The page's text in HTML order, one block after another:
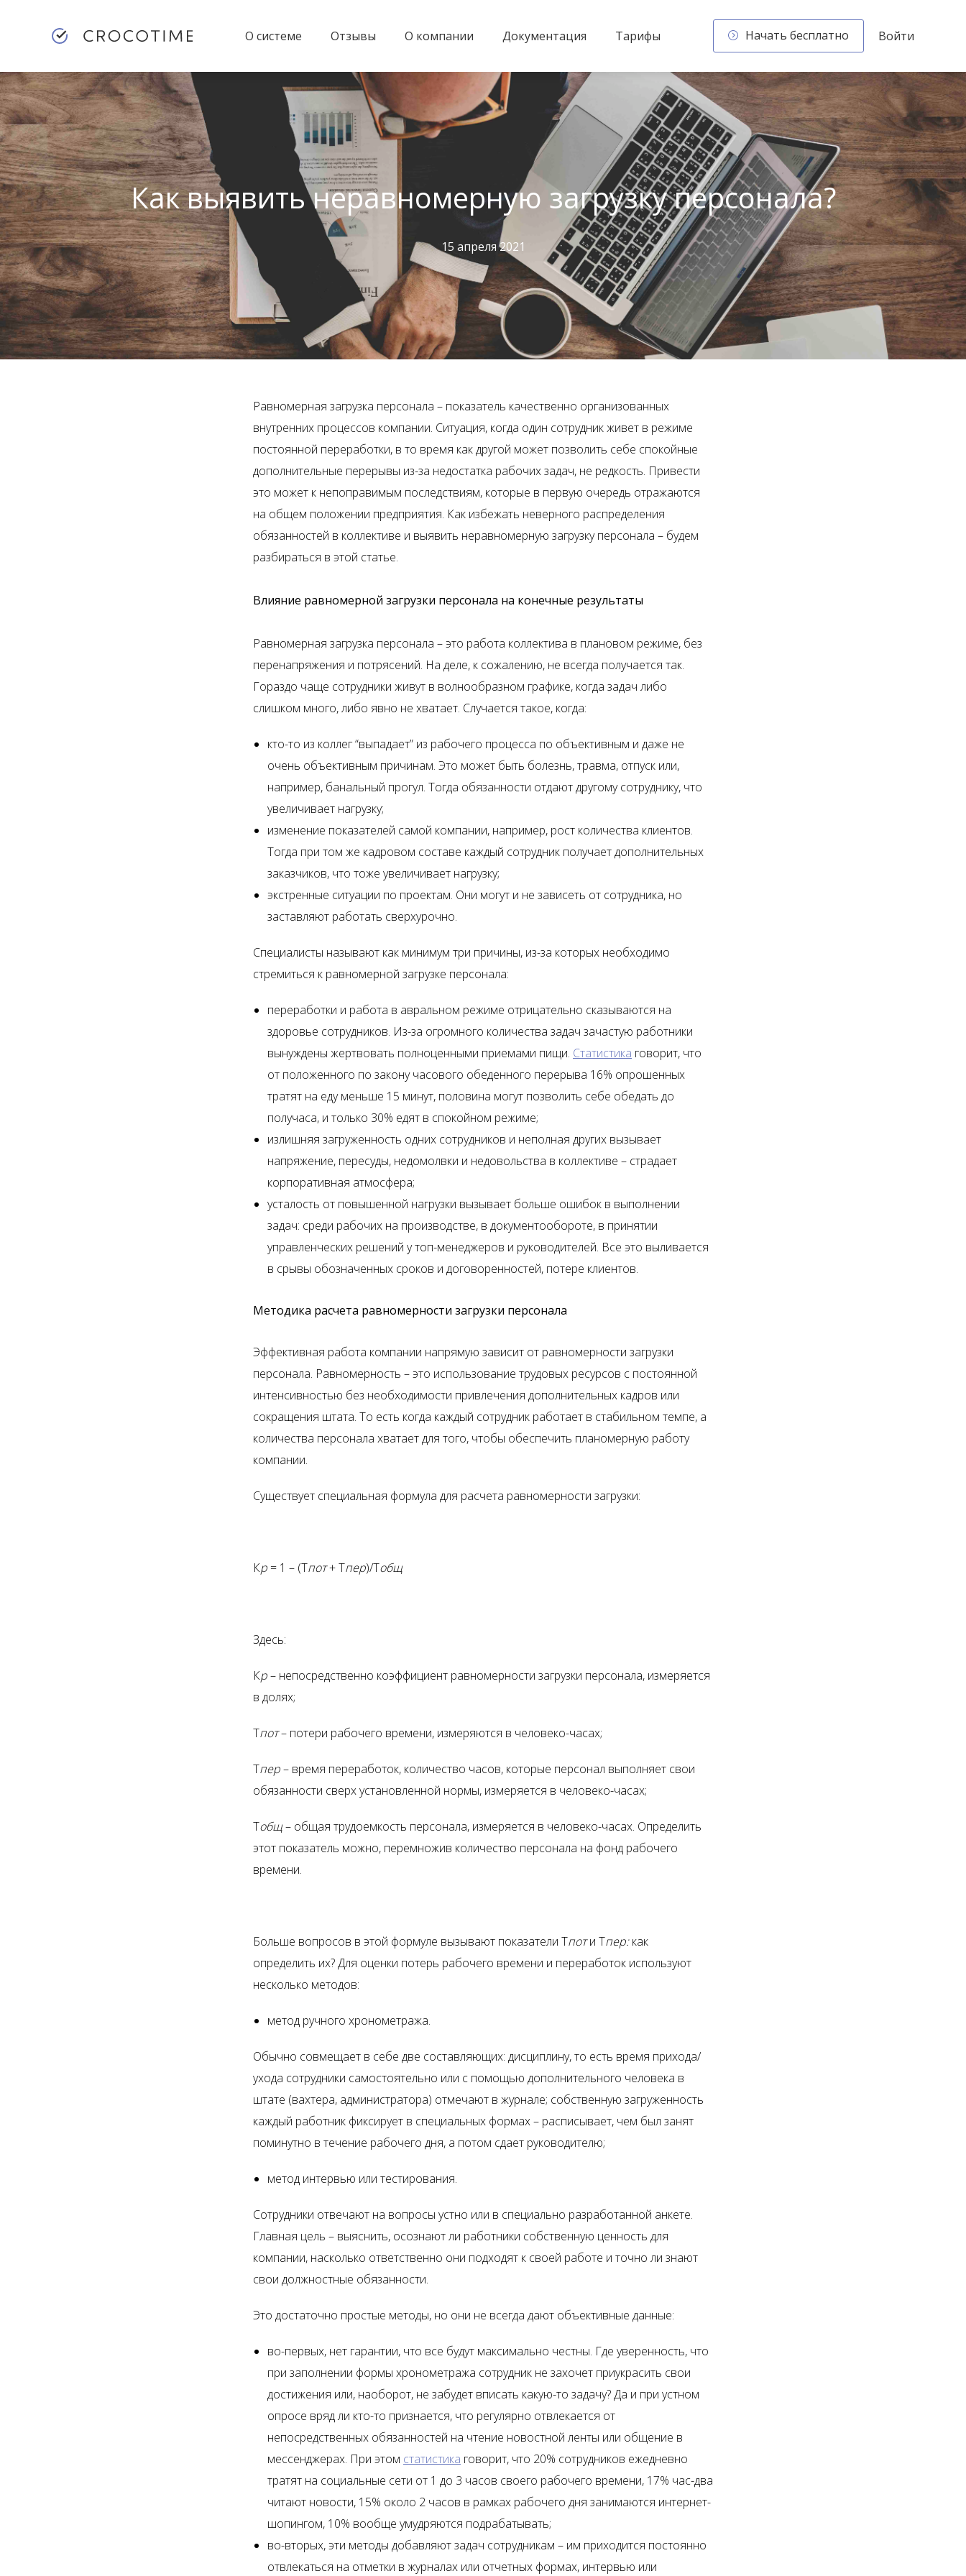
О системе Отзывы О компании Документация Тарифы Начать бесплатно Войти
Как выявить неравномерную загрузку персонала?
15 апреля 2021
Равномерная загрузка персонала – показатель качественно организованных
внутренних процессов компании. Ситуация, когда один сотрудник живет в режиме
постоянной переработки, в то время как другой может позволить себе спокойные
дополнительные перерывы из-за недостатка рабочих задач, не редкость. Привести
это может к непоправимым последствиям, которые в первую очередь отражаются
на общем положении предприятия. Как избежать неверного распределения
обязанностей в коллективе и выявить неравномерную загрузку персонала – будем
разбираться в этой статье.
Влияние равномерной загрузки персонала на конечные результаты
Равномерная загрузка персонала – это работа коллектива в плановом режиме, без
перенапряжения и потрясений. На деле, к сожалению, не всегда получается так.
Гораздо чаще сотрудники живут в волнообразном графике, когда задач либо
слишком много, либо явно не хватает. Случается такое, когда:
кто-то из коллег “выпадает” из рабочего процесса по объективным и даже не
очень объективным причинам. Это может быть болезнь, травма, отпуск или,
например, банальный прогул. Тогда обязанности отдают другому сотруднику, что
увеличивает нагрузку;
изменение показателей самой компании, например, рост количества клиентов.
Тогда при том же кадровом составе каждый сотрудник получает дополнительных
заказчиков, что тоже увеличивает нагрузку;
экстренные ситуации по проектам. Они могут и не зависеть от сотрудника, но
заставляют работать сверхурочно.
Специалисты называют как минимум три причины, из-за которых необходимо
стремиться к равномерной загрузке персонала:
переработки и работа в авральном режиме отрицательно сказываются на
здоровье сотрудников. Из-за огромного количества задач зачастую работники
вынуждены жертвовать полноценными приемами пищи. Статистика говорит, что
от положенного по закону часового обеденного перерыва 16% опрошенных
тратят на еду меньше 15 минут, половина могут позволить себе обедать до
получаса, и только 30% едят в спокойном режиме;
излишняя загруженность одних сотрудников и неполная других вызывает
напряжение, пересуды, недомолвки и недовольства в коллективе – страдает
корпоративная атмосфера;
усталость от повышенной нагрузки вызывает больше ошибок в выполнении
задач: среди рабочих на производстве, в документообороте, в принятии
управленческих решений у топ-менеджеров и руководителей. Все это выливается
в срывы обозначенных сроков и договоренностей, потере клиентов.
Методика расчета равномерности загрузки персонала
Эффективная работа компании напрямую зависит от равномерности загрузки
персонала. Равномерность – это использование трудовых ресурсов с постоянной
интенсивностью без необходимости привлечения дополнительных кадров или
сокращения штата. То есть когда каждый сотрудник работает в стабильном темпе, а
количества персонала хватает для того, чтобы обеспечить планомерную работу
компании.
Существует специальная формула для расчета равномерности загрузки:
Кр = 1 – (Тпот+ Тпер)/Тобщ
Здесь:
Кр– непосредственно коэффициент равномерности загрузки персонала, измеряется
в долях;
Тпот– потери рабочего времени, измеряются в человеко-часах;
Тпер– время переработок, количество часов, которые персонал выполняет свои
обязанности сверх установленной нормы, измеряется в человеко-часах;
Тобщ– общая трудоемкость персонала, измеряется в человеко-часах. Определить
этот показатель можно, перемножив количество персонала на фонд рабочего
времени.
Больше вопросов в этой формуле вызывают показатели Тпоти Тпер:как
определить их? Для оценки потерь рабочего времени и переработок используют
несколько методов:
метод ручного хронометража.
Обычно совмещает в себе две составляющих: дисциплину, то есть время прихода/
ухода сотрудники самостоятельно или с помощью дополнительного человека в
штате (вахтера, администратора) отмечают в журнале; собственную загруженность
каждый работник фиксирует в специальных формах – расписывает, чем был занят
поминутно в течение рабочего дня, а потом сдает руководителю;
метод интервью или тестирования.
Сотрудники отвечают на вопросы устно или в специально разработанной анкете.
Главная цель – выяснить, осознают ли работники собственную ценность для
компании, насколько ответственно они подходят к своей работе и точно ли знают
свои должностные обязанности.
Это достаточно простые методы, но они не всегда дают объективные данные:
во-первых, нет гарантии, что все будут максимально честны. Где уверенность, что
при заполнении формы хронометража сотрудник не захочет приукрасить свои
достижения или, наоборот, не забудет вписать какую-то задачу? Да и при устном
опросе вряд ли кто-то признается, что регулярно отвлекается от
непосредственных обязанностей на чтение новостной ленты или общение в
мессенджерах. При этом статистика говорит, что 20% сотрудников ежедневно
тратят на социальные сети от 1 до 3 часов своего рабочего времени, 17% час-два
читают новости, 15% около 2 часов в рамках рабочего дня занимаются интернет-
шопингом, 10% вообще умудряются подрабатывать;
во-вторых, эти методы добавляют задач сотрудникам – им приходится постоянно
отвлекаться на отметки в журналах или отчетных формах, интервью или